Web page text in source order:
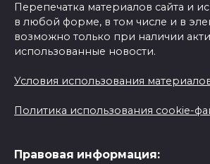
Перепечатка материалов сайта и
в любой форме, в том числе и в
возможно только при наличии
использованные новости.
Условия использования
Политика использования cookie-
Правовая информация: